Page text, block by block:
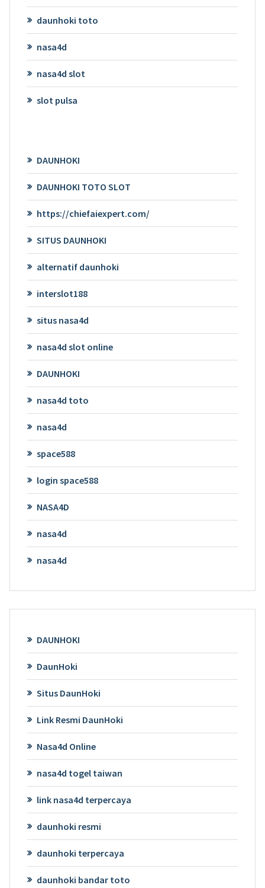
daunhoki toto
nasa4d
nasa4d slot
slot pulsa
DAUNHOKI
DAUNHOKI TOTO SLOT
https://chiefaiexpert.com/
SITUS DAUNHOKI
alternatif daunhoki
interslot188
situs nasa4d
nasa4d slot online
DAUNHOKI
nasa4d toto
nasa4d
space588
login space588
NASA4D
nasa4d
nasa4d
DAUNHOKI
DaunHoki
Situs DaunHoki
Link Resmi DaunHoki
Nasa4d Online
nasa4d togel taiwan
link nasa4d terpercaya
daunhoki resmi
daunhoki terpercaya
daunhoki bandar toto